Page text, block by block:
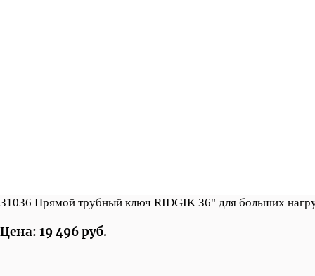
31036 Прямой трубный ключ RIDGIK 36" для больших
Цена: 19 496 руб.